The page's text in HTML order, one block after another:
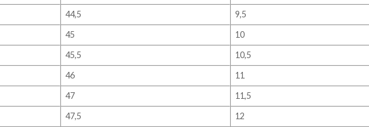
44,5 9,5
45 10
45,5 10,5
46 11
47 11,5
47,5 12